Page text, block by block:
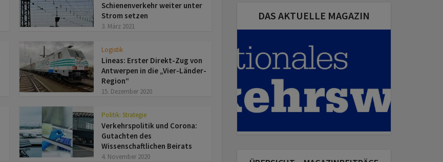
Schienenverkehr weiter unter
Strom setzen
3. März 2021
Logistik
Lineas: Erster Direkt-Zug von
Antwerpen in die „Vier-Länder-
Region“
15. Dezember 2020
Politik: Strategie
Verkehrspolitik und Corona:
Gutachten des
Wissenschaftlichen Beirats
4. November 2020
DAS AKTUELLE MAGAZIN